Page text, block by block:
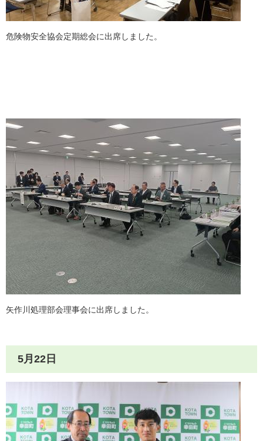
危険物安全協会定期総会に出席しました。
矢作川処理部会理事会に出席しました。
5月22日